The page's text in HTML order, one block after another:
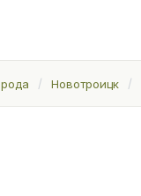
Новотроицк